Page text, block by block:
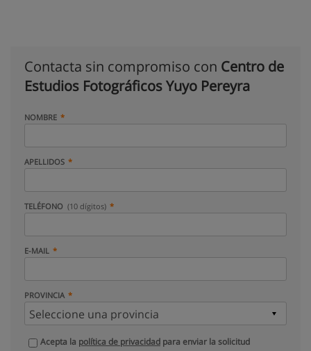
Contacta sin compromiso con Centro de
Estudios Fotográficos Yuyo Pereyra
NOMBRE
APELLIDOS
TELÉFONO (10 dígitos)
E-MAIL
PROVINCIA
Acepta la política de privacidad para enviar la solicitud